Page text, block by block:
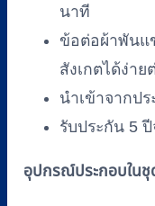
นาที
ข้อต่อผ้าพันแ
สังเกตได้ง่า
นำเข้าจากปร
รับประกัน 5
อุปกรณ์ประกอบในชุ